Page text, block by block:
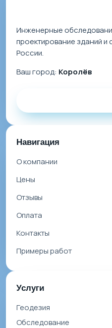
Инженерные
проектирование зданий и
России.
Ваш город: Королёв
Навигация
О компании
Цены
Отзывы
Оплата
Контакты
Примеры работ
Услуги
Геодезия
Обследование